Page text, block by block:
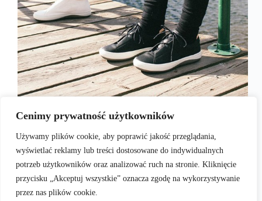
Cenimy prywatność użytkowników
Używamy plików cookie, aby poprawić jakość przeglądania,
wyświetlać reklamy lub treści dostosowane do indywidualnych
potrzeb użytkowników oraz analizować ruch na stronie. Kliknięcie
przycisku „Akceptuj wszystkie” oznacza zgodę na wykorzystywanie
przez nas plików cookie.
minimalistycznego dizajnu, od niedawna zachwyca
fanów najnowszych technologii modelem ECCO
KINHIN. Ten piękny w swojej prostocie but został
wyprodukowany z kilkukrotnie garbowanej skóry,
co sprawia, że miękkie wykończenie o ciekawej
strukturze wygląda bardzo innowacyjnie.…
admin
2017-09-06